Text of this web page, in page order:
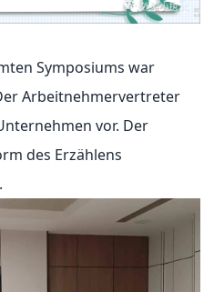
Symposiums war
Arbeitnehmervertreter
vor. Der
des Erzählens